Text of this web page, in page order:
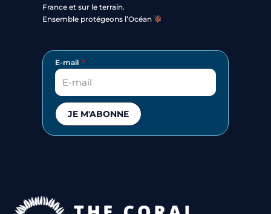
France et sur le terrain.
Ensemble protégeons l’Océan
E-mail
JE M'ABONNE